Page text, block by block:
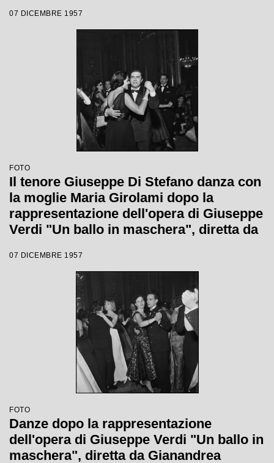
Margherita Wallmann con la quale è
stata inaugurata la stagione lirica 1957-
07 DICEMBRE 1957
FOTO
Il tenore Giuseppe Di Stefano danza con
la moglie Maria Girolami dopo la
rappresentazione dell'opera di Giuseppe
Verdi "Un ballo in maschera", diretta da
Margherita Wallmann con la quale è
stata inaugurata la stagione lirica 1957-
1958 del Teatro alla Scala
07 DICEMBRE 1957
FOTO
Danze dopo la rappresentazione
dell'opera di Giuseppe Verdi "Un ballo in
maschera", diretta da Gianandrea